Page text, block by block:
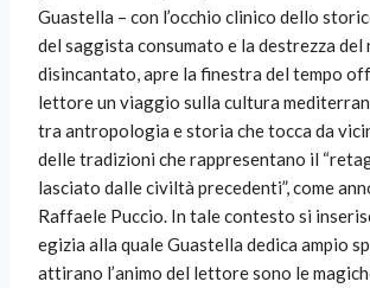
Guastella – con l’occhio clinico dello
del saggista consumato e la destrezza
disincantato, apre la finestra del tempo
lettore un viaggio sulla cultura
tra antropologia e storia che tocca da
delle tradizioni che rappresentano il
lasciato dalle civiltà precedenti”, come
Raffaele Puccio. In tale contesto si
egizia alla quale Guastella dedica ampio
attirano l’animo del lettore sono le